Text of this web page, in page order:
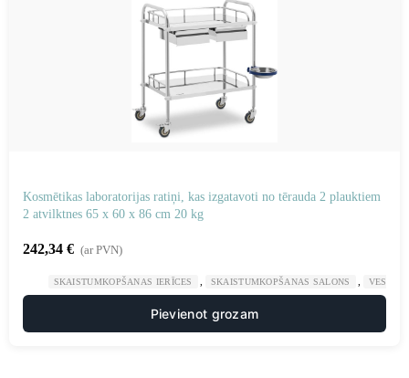
Kosmētikas laboratorijas ratiņi, kas izgatavoti no tērauda 2 plauktiem
2 atvilktnes 65 x 60 x 86 cm 20 kg
242,34 € (ar PVN)
SKAISTUMKOPŠANAS IERĪCES SKAISTUMKOPŠANAS SALONS
Pievienot grozam